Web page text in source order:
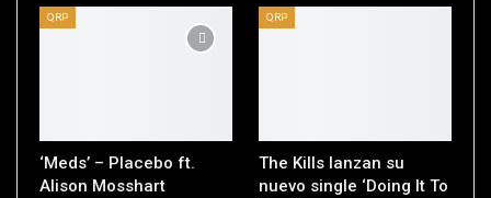
QRP
‘Meds’ – Placebo ft.
Alison Mosshart
QRP
The Kills lanzan su
nuevo single ‘Doing It To